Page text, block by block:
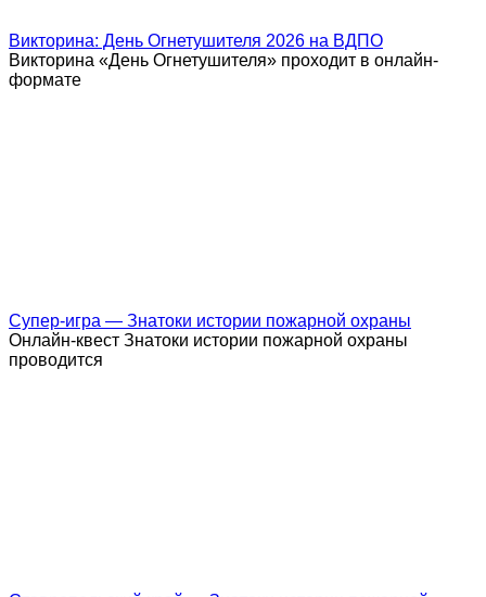
Викторина: День Огнетушителя 2026 на ВДПО
Викторина «День Огнетушителя» проходит в онлайн-
формате
Супер-игра — Знатоки истории пожарной охраны
Онлайн-квест Знатоки истории пожарной охраны
проводится